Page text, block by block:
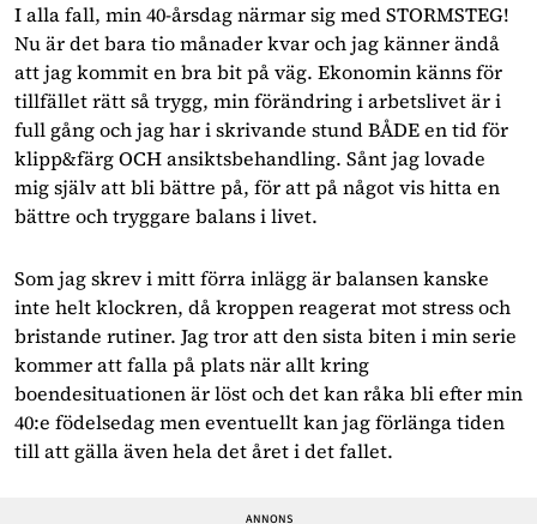
I alla fall, min 40-årsdag närmar sig med STORMSTEG!
Nu är det bara tio månader kvar och jag känner ändå
att jag kommit en bra bit på väg. Ekonomin känns för
tillfället rätt så trygg, min förändring i arbetslivet är i
full gång och jag har i skrivande stund BÅDE en tid för
klipp&färg OCH ansiktsbehandling. Sånt jag lovade
mig själv att bli bättre på, för att på något vis hitta en
bättre och tryggare balans i livet.
Som jag skrev i mitt förra inlägg är balansen kanske
inte helt klockren, då kroppen reagerat mot stress och
bristande rutiner. Jag tror att den sista biten i min serie
kommer att falla på plats när allt kring
boendesituationen är löst och det kan råka bli efter min
40:e födelsedag men eventuellt kan jag förlänga tiden
till att gälla även hela det året i det fallet.